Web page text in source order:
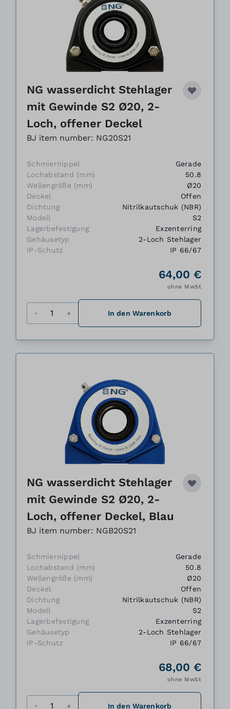
NG wasserdicht Stehlager
mit Gewinde S2 Ø20, 2-
Loch, offener Deckel
BJ item number: NG20S21
Schmiernippel
Gerade
Lochabstand (mm)
50.8
Wellengröße (mm)
Ø20
Deckel
Offen
Dichtung
Nitrilkautschuk (NBR)
Modell
S2
Lagerbefestigung
Exzenterring
Gehäusetyp
2-Loch Stehlager
IP-Schutz
IP 66/67
64,00 €
ohne MwSt
In den Warenkorb
NG wasserdicht Stehlager
mit Gewinde S2 Ø20, 2-
Loch, offener Deckel, Blau
BJ item number: NGB20S21
Schmiernippel
Gerade
Lochabstand (mm)
50.8
Wellengröße (mm)
Ø20
Deckel
Offen
Dichtung
Nitrilkautschuk (NBR)
Modell
S2
Lagerbefestigung
Exzenterring
Gehäusetyp
2-Loch Stehlager
IP-Schutz
IP 66/67
68,00 €
ohne MwSt
In den Warenkorb